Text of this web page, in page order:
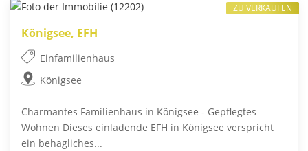
Königsee, EFH
Einfamilienhaus
Königsee
Charmantes Familienhaus in Königsee - Gepflegtes
Wohnen Dieses einladende EFH in Königsee verspricht
ein behagliches...
ZU VERKAUFEN